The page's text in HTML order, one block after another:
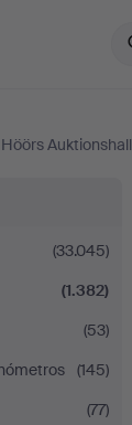
Höörs Auktionshall
(33.045)
(1.382)
(53)
(145)
(77)